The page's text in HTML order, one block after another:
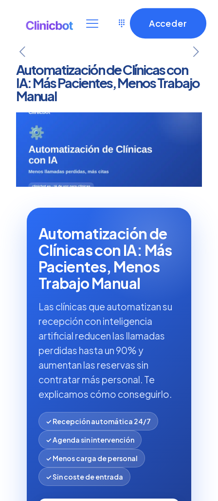
Acceder
Automatización de Clínicas con
IA: Más Pacientes, Menos Trabajo
Manual
Automatización de
Clínicas con IA: Más
Pacientes, Menos
Trabajo Manual
Las clínicas que automatizan su
recepción con inteligencia
artificial reducen las llamadas
perdidas hasta un 90% y
aumentan las reservas sin
contratar más personal. Te
explicamos cómo conseguirlo.
✓ Recepción automática 24/7
✓ Agenda sin intervención
✓ Menos carga de personal
✓ Sin coste de entrada